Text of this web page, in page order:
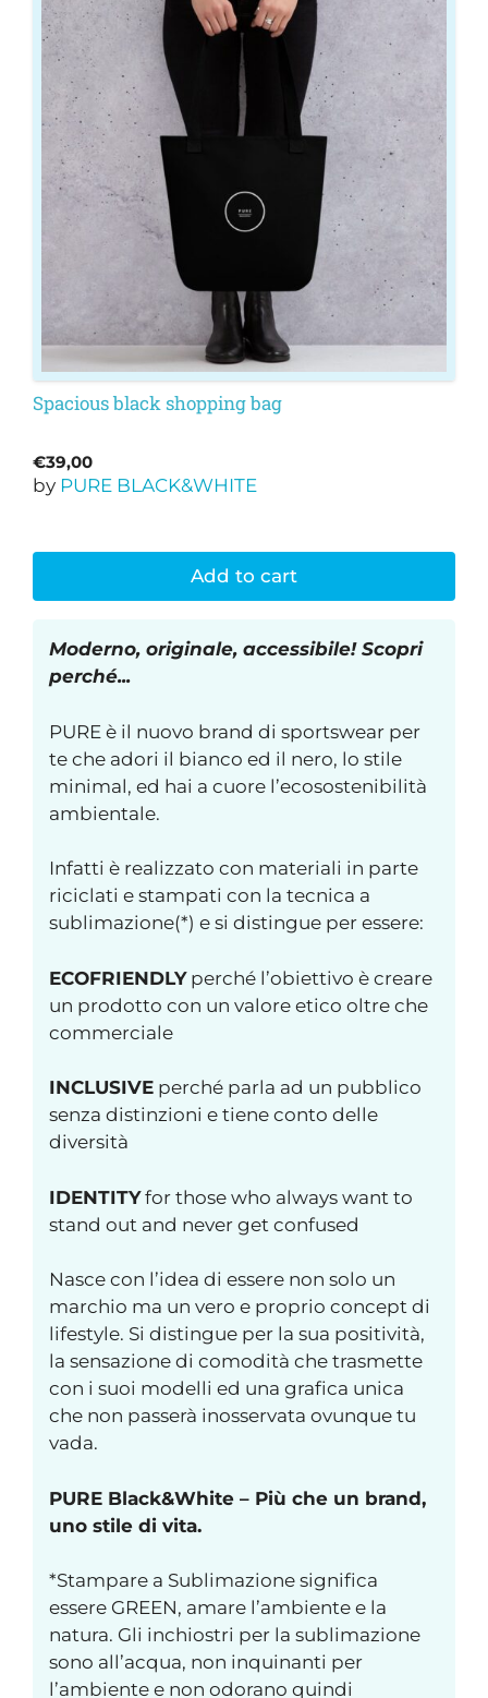
Spacious black shopping bag
€39,00
by PURE BLACK&WHITE
Add to cart
Moderno, originale, accessibile! Scopri
perché...
PURE è il nuovo brand di sportswear per
te che adori il bianco ed il nero, lo stile
minimal, ed hai a cuore l’ecosostenibilità
ambientale.
Infatti è realizzato con materiali in parte
riciclati e stampati con la tecnica a
sublimazione(*) e si distingue per essere:
ECOFRIENDLYperché l’obiettivo è creare
un prodotto con un valore etico oltre che
commerciale
INCLUSIVE perché parla ad un pubblico
senza distinzioni e tiene conto delle
diversità
IDENTITYfor those who always want to
stand out and never get confused
Nasce con l’idea di essere non solo un
marchio ma un vero e proprio concept di
lifestyle. Si distingue per la sua positività,
la sensazione di comodità che trasmette
con i suoi modelli ed una grafica unica
che non passerà inosservata ovunque tu
vada.
PURE Black&White – Più che un brand,
uno stile di vita.
*Stampare a Sublimazione significa
essere GREEN, amare l’ambiente e la
natura. Gli inchiostri per la sublimazione
sono all’acqua, non inquinanti per
l’ambiente e non odorano quindi